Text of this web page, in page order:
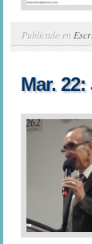
Publicado en
Mar.